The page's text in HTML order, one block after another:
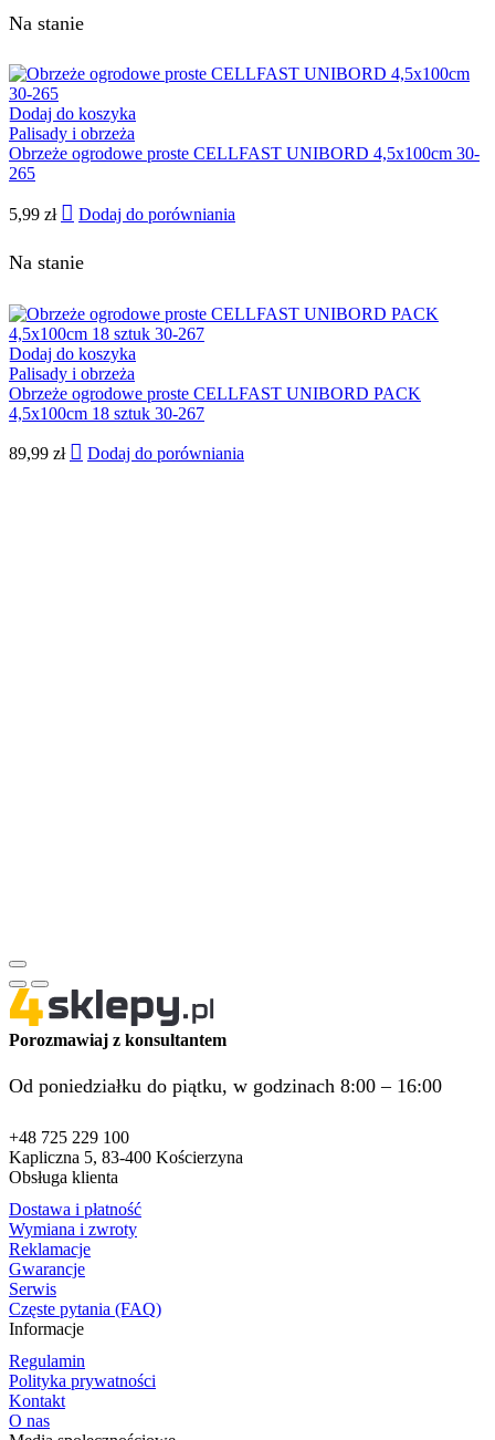
Na stanie
Dodaj do koszyka
Palisady i obrzeża
Obrzeże ogrodowe proste CELLFAST UNIBORD 4,5x100cm 30-
265
5,99 zł Dodaj do porówniania
Na stanie
Dodaj do koszyka
Palisady i obrzeża
Obrzeże ogrodowe proste CELLFAST UNIBORD PACK
4,5x100cm 18 sztuk 30-267
89,99 zł Dodaj do porówniania
Porozmawiaj z konsultantem
Od poniedziałku do piątku, w godzinach 8:00 – 16:00
+48 725 229 100
Kapliczna 5, 83-400 Kościerzyna
Obsługa klienta
Dostawa i płatność
Wymiana i zwroty
Reklamacje
Gwarancje
Serwis
Częste pytania (FAQ)
Informacje
Regulamin
Polityka prywatności
Kontakt
O nas